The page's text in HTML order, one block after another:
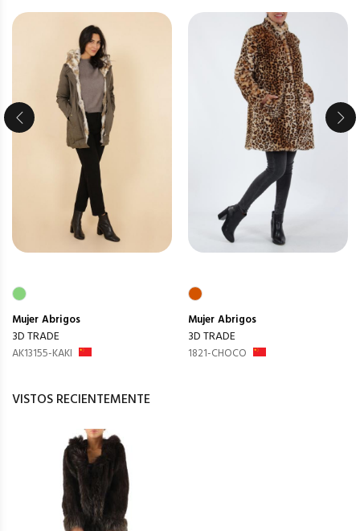
MujerAbrigos
3D TRADE
AK13155-KAKI
MujerAbrigos
3D TRADE
1821-CHOCO
VISTOS RECIENTEMENTE